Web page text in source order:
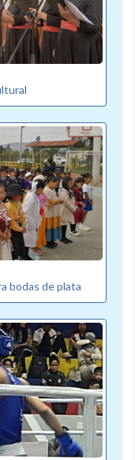
bodas de plata